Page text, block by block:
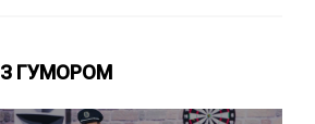
З ГУМОРОМ